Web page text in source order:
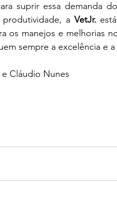
suprir essa demanda
a VetJr.
os manejos e melhorias
sempre a excelência e
Cláudio Nunes